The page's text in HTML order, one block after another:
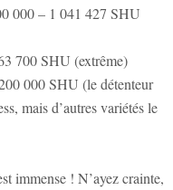
000 – 1 041 427 SHU
700 SHU (extrême)
000 SHU (le détenteur
mais d’autres variétés le
immense ! N’ayez crainte,